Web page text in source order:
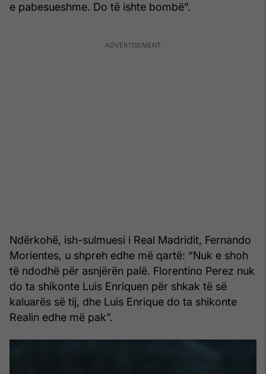
e pabesueshme. Do të ishte bombë”.
Ndërkohë, ish-sulmuesi i Real Madridit, Fernando
Morientes, u shpreh edhe më qartë: “Nuk e shoh
të ndodhë për asnjërën palë. Florentino Perez nuk
do ta shikonte Luis Enriquen për shkak të së
kaluarës së tij, dhe Luis Enrique do ta shikonte
Realin edhe më pak”.